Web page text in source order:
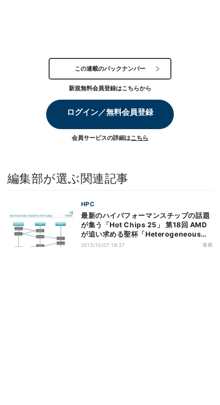
この連載のバックナンバー
新規無料会員登録はこちらから
ログイン／無料会員登録
会員サービスの詳細はこちら
編集部が選ぶ関連記事
HPC
最新のハイパフォーマンスチップの話題
が集う「Hot Chips 25」 第18回 AMD
が追い求める聖杯「Heterogeneous
System Architecture(HSA)」(1)
2013/10/07 16:27 連載